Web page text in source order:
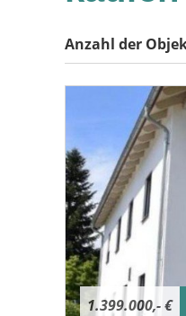
Anzahl der
1.399.000,- €